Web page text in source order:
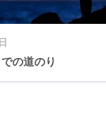
の道のり